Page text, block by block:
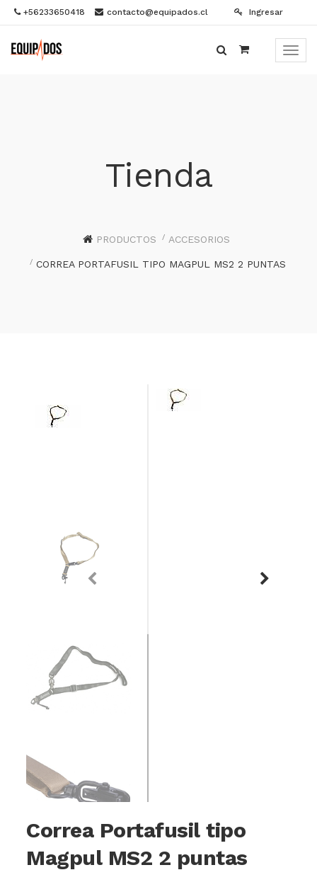
+56233650418 contacto@equipados.cl Ingresar
Menú
Tienda
PRODUCTOS ACCESORIOS
CORREA PORTAFUSIL TIPO MAGPUL MS2 2 PUNTAS
Next
Correa Portafusil tipo
Magpul MS2 2 puntas